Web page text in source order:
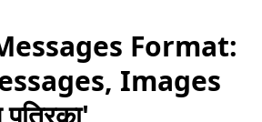
Format:
Images